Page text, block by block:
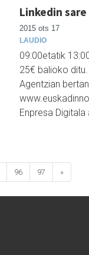
Linkedin sare
2015 ots 17
LAUDIO
09:00etatik
25€ balioko
Agentzian
Enpresa
96 97 »